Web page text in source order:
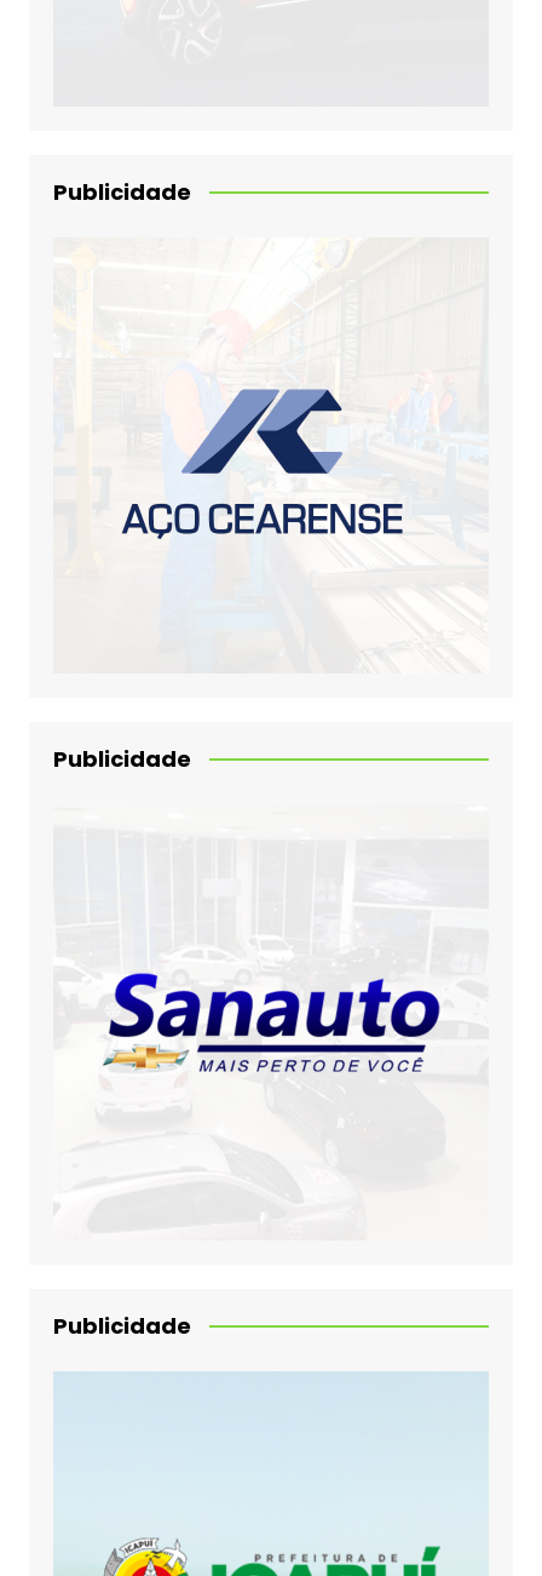
Publicidade
Publicidade
Publicidade